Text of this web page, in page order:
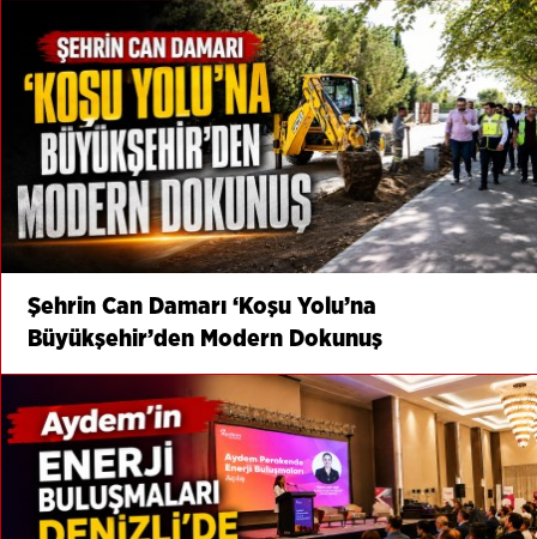
Şehrin Can Damarı ‘Koşu Yolu’na
Büyükşehir’den Modern Dokunuş